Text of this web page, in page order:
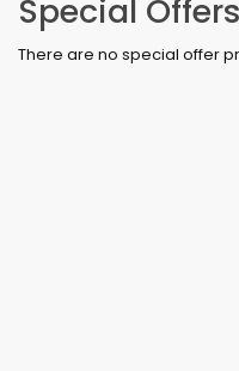
Special Offers
There are no special offer